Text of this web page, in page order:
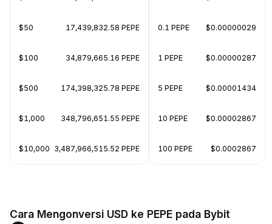
$50 17,439,832.58 PEPE
$100 34,879,665.16 PEPE
$500 174,398,325.78 PEPE
$1,000 348,796,651.55 PEPE
$10,000 3,487,966,515.52 PEPE
0.1 PEPE $0.00000029
1 PEPE $0.00000287
5 PEPE $0.00001434
10 PEPE $0.00002867
100 PEPE $0.0002867
Cara Mengonversi USD ke PEPE pada Bybit